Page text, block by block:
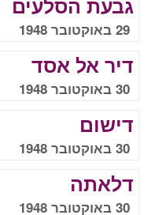
29 באוקטובר 1948
דיר אל אסד
30 באוקטובר 1948
דישום
30 באוקטובר 1948
דלאתה
30 באוקטובר 1948